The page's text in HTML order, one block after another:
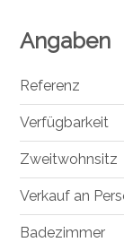
Angaben
Referenz
Verfügbarkeit
Zweitwohnsitz
Verkauf an
Badezimmer